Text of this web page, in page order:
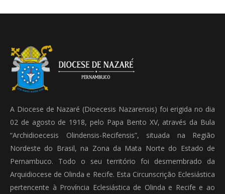
A Diocese de Nazaré (Dioecesis Nazarensis) foi erigida no dia
02 de agosto de 1918, pelo Papa Bento XV, através da Bula
“Archidioecesis Olindensis-Recifensis”, situada na Região
Nordeste do Brasil, na Zona da Mata Norte do Estado de
Pernambuco. Todo o seu território foi desmembrado da
Arquidiocese de Olinda e Recife. Esta Circunscrição Eclesiástica
pertencente à Província Eclesiástica de Olinda e Recife e ao